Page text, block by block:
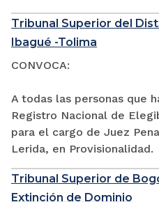
Tribunal Superior del
Ibagué -Tolima
CONVOCA:
A todas las personas que
Registro Nacional de
para el cargo de Juez
Lerida, en Provisionalidad.
Tribunal Superior de
Extinción de Dominio